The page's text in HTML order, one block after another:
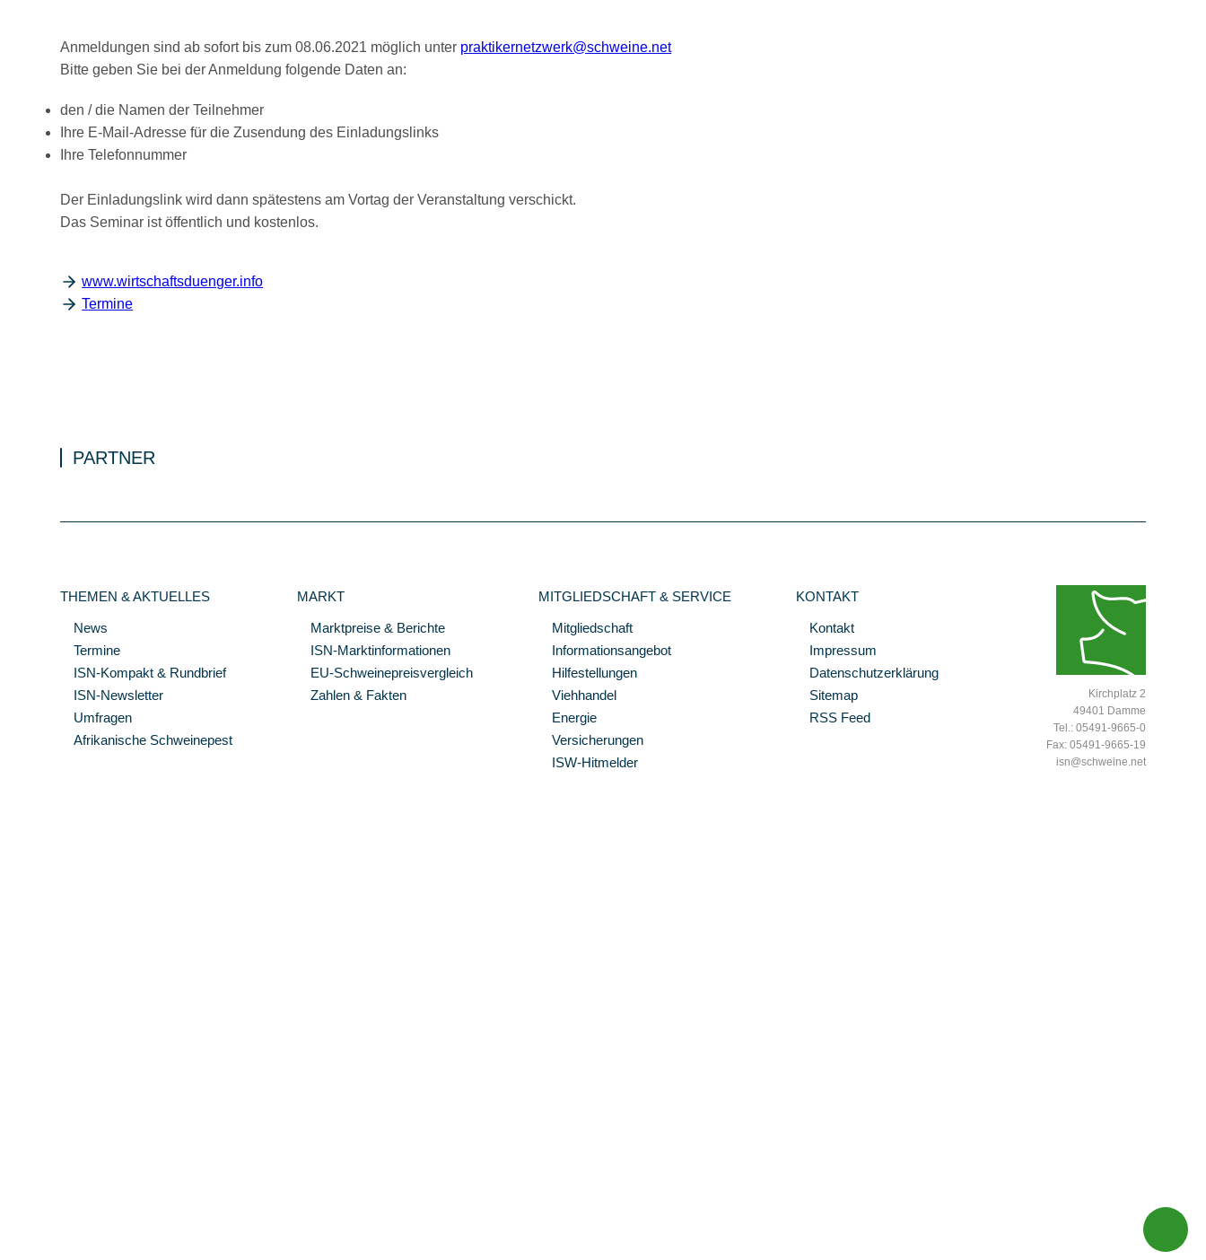
Anmeldungen sind ab sofort bis zum 08.06.2021 möglich unter praktikernetzwerk@schweine.net
Bitte geben Sie bei der Anmeldung folgende Daten an:
den / die Namen der Teilnehmer
Ihre E-Mail-Adresse für die Zusendung des Einladungslinks
Ihre Telefonnummer
Der Einladungslink wird dann spätestens am Vortag der Veranstaltung verschickt.
Das Seminar ist öffentlich und kostenlos.
www.wirtschaftsduenger.info
Termine
PARTNER
THEMEN & AKTUELLES
News
Termine
ISN-Kompakt & Rundbrief
ISN-Newsletter
Umfragen
Afrikanische Schweinepest
MARKT
Marktpreise & Berichte
ISN-Marktinformationen
EU-Schweinepreisvergleich
Zahlen & Fakten
MITGLIEDSCHAFT & SERVICE
Mitgliedschaft
Informationsangebot
Hilfestellungen
Viehhandel
Energie
Versicherungen
ISW-Hitmelder
KONTAKT
Kontakt
Impressum
Datenschutzerklärung
Sitemap
RSS Feed
Kirchplatz 2
49401 Damme
Tel.: 05491-9665-0
Fax: 05491-9665-19
isn@schweine.net